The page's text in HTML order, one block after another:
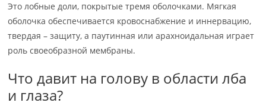
Это лобные доли, покрытые тремя оболочками. Мягкая
оболочка обеспечивается кровоснабжение и иннервацию,
твердая – защиту, а паутинная или арахноидальная играет
роль своеобразной мембраны.
Что давит на голову в области лба
и глаза?